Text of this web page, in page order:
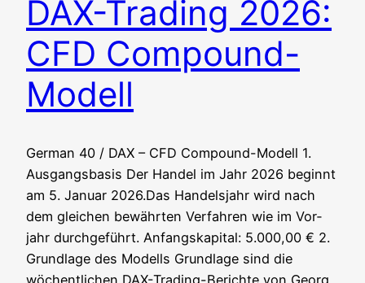
DAX-Trading 2026:
CFD Compound-
Modell
Ger­man 40 / DAX – CFD Compound-Modell 1.
Aus­gangs­ba­sis Der Han­del im Jahr 2026 beginnt
am 5. Janu­ar 2026.Das Han­dels­jahr wird nach
dem glei­chen bewähr­ten Ver­fah­ren wie im Vor­
jahr durchgeführt. Anfangs­ka­pi­tal: 5.000,00 € 2.
Grund­la­ge des Modells Grund­la­ge sind die